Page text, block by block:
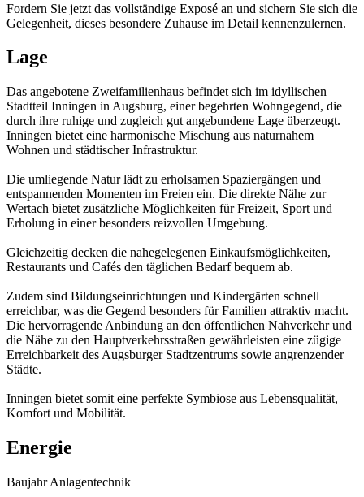
Fordern Sie jetzt das vollständige Exposé an und sichern Sie sich die
Gelegenheit, dieses besondere Zuhause im Detail kennenzulernen.
Lage
Das angebotene Zweifamilienhaus befindet sich im idyllischen
Stadtteil Inningen in Augsburg, einer begehrten Wohngegend, die
durch ihre ruhige und zugleich gut angebundene Lage überzeugt.
Inningen bietet eine harmonische Mischung aus naturnahem
Wohnen und städtischer Infrastruktur.
Die umliegende Natur lädt zu erholsamen Spaziergängen und
entspannenden Momenten im Freien ein. Die direkte Nähe zur
Wertach bietet zusätzliche Möglichkeiten für Freizeit, Sport und
Erholung in einer besonders reizvollen Umgebung.
Gleichzeitig decken die nahegelegenen Einkaufsmöglichkeiten,
Restaurants und Cafés den täglichen Bedarf bequem ab.
Zudem sind Bildungseinrichtungen und Kindergärten schnell
erreichbar, was die Gegend besonders für Familien attraktiv macht.
Die hervorragende Anbindung an den öffentlichen Nahverkehr und
die Nähe zu den Hauptverkehrsstraßen gewährleisten eine zügige
Erreichbarkeit des Augsburger Stadtzentrums sowie angrenzender
Städte.
Inningen bietet somit eine perfekte Symbiose aus Lebensqualität,
Komfort und Mobilität.
Energie
Baujahr Anlagentechnik